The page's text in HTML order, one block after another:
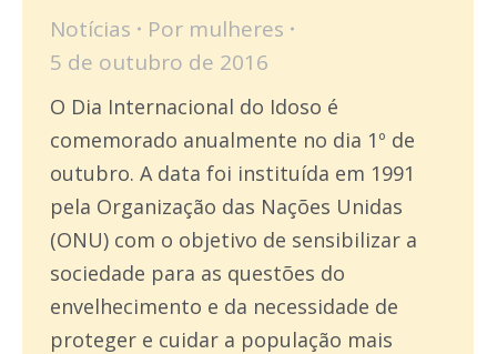
Notícias Por mulheres
5 de outubro de 2016
O Dia Internacional do Idoso é
comemorado anualmente no dia 1º de
outubro. A data foi instituída em 1991
pela Organização das Nações Unidas
(ONU) com o objetivo de sensibilizar a
sociedade para as questões do
envelhecimento e da necessidade de
proteger e cuidar a população mais